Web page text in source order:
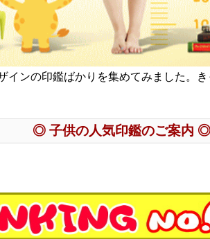
インの印鑑ばかりを集めてみました。
◎ 子供の人気印鑑のご案内 ◎